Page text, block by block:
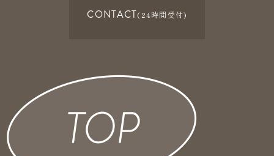
CONTACT(24時間受付)